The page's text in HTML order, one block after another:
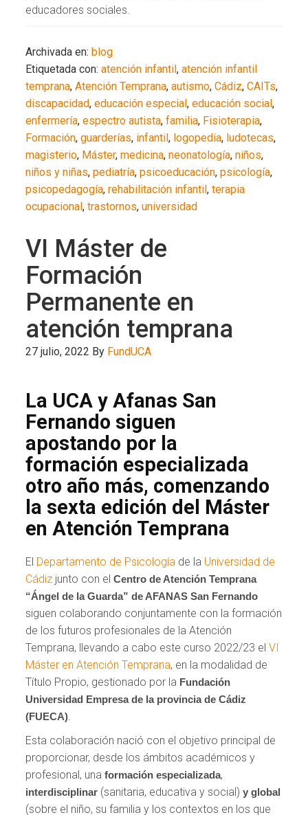
educadores sociales.
Archivada en:blog
Etiquetada con:atención infantil,atención infantil
temprana,Atención Temprana,autismo,Cádiz,CAITs,
discapacidad,educación especial,educación social,
enfermería,espectro autista,familia, Fisioterapia,
Formación,guarderías, infantil, logopedia, ludotecas,
magisterio, Máster,medicina,neonatología,niños,
niños y niñas,pediatría,psicoeducación,psicología,
psicopedagogía,rehabilitación infantil,terapia
ocupacional,trastornos,universidad
VI Máster de
Formación
Permanente en
atención temprana
27 julio, 2022 By FundUCA
La UCA y Afanas San
Fernando siguen
apostando por la
formación especializada
otro año más, comenzando
la sexta edición del Máster
en Atención Temprana
El Departamento de Psicología de la Universidad de
Cádiz junto con elCentro de Atención Temprana
“Ángel de la Guarda” de AFANAS San Fernando
siguen colaborando conjuntamente con la formación
de los futuros profesionales de la Atención
Temprana, llevando a cabo este curso 2022/23 elVI
Máster en Atención Temprana, en la modalidad de
Título Propio, gestionado por la Fundación
Universidad Empresa de la provincia de Cádiz
(FUECA)
Esta colaboración nació con el objetivo principal de
proporcionar, desde los ámbitos académicos y
profesional, unaformación especializada,
interdisciplinar (sanitaria, educativa y social)y global
(sobre el niño, su familia y los contextos en los que